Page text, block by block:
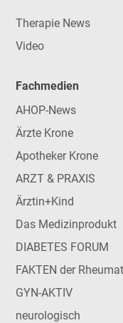
Therapie News
Video
Fachmedien
AHOP-News
Ärzte Krone
Apotheker Krone
ARZT & PRAXIS
Ärztin+Kind
Das Medizinprodukt
DIABETES FORUM
FAKTEN der
GYN-AKTIV
neurologisch